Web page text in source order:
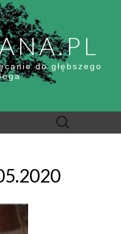
do głębszego
Szukaj: